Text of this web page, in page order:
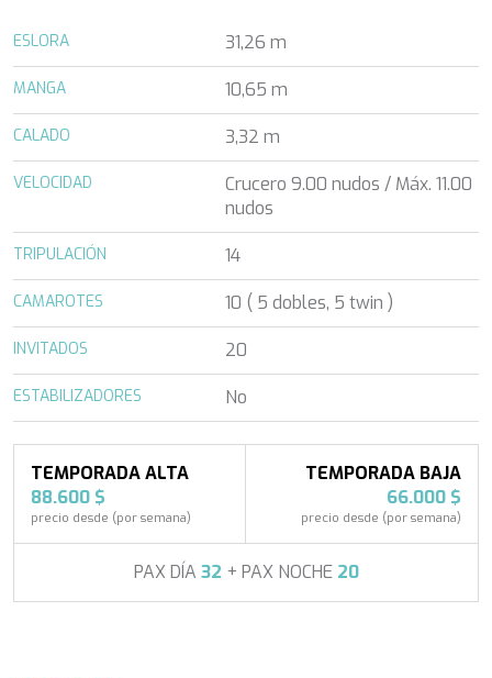
ESLORA 31,26 m
MANGA 10,65 m
CALADO 3,32 m
VELOCIDAD
Crucero 9.00 nudos / Máx. 11.00
nudos
TRIPULACIÓN 14
CAMAROTES 10 ( 5 dobles, 5 twin )
INVITADOS 20
ESTABILIZADORES No
TEMPORADA ALTA
88.600 $
precio desde (por semana)
TEMPORADA BAJA
66.000 $
precio desde (por semana)
PAX DÍA 32 + PAX NOCHE 20
ALENA
ALFA MARIO
ALICE
ALICE
ALOIA 80
ALTEYA
ALVIUM
AMADA MIA
AMORAKI
ANAVI
ANDILIS
ANETTA
ANGRA TOO
ANIMA MARIS
ANKA
ANNABEL II
ANOTHER ONE
ANTHEYA III
APHAEA
AQUA LIBRA
AQUAVISTA
Florida y Bahamas
Francia
Turquía
Grecia
Croacia
Baleares
Caribe
Grecia
Italia
Croacia
Océano Índico
Turquía
Italia
Turquía
Italia
Sudeste Asiático
Francia